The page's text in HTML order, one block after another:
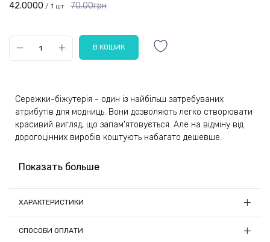
70.00грн
42.0000 / 1 шт
Сережки-біжутерія - один із найбільш затребуваних
атрибутів для модниць. Вони дозволяють легко створювати
красивий вигляд, що запам'ятовується. Але на відміну від
дорогоцінних виробів коштують набагато дешевше.
Прикраса буде чудовим подарунком для будь-яких модниць,
Такий дизайн однозначно приверне увагу оточуючих.
Застібка-гвоздик дуже зручна та довговічна. Вона
Показать больше
ХАРАКТЕРИСТИКИ
Довжина, см: 7.3
СПОСОБИ ОПЛАТИ